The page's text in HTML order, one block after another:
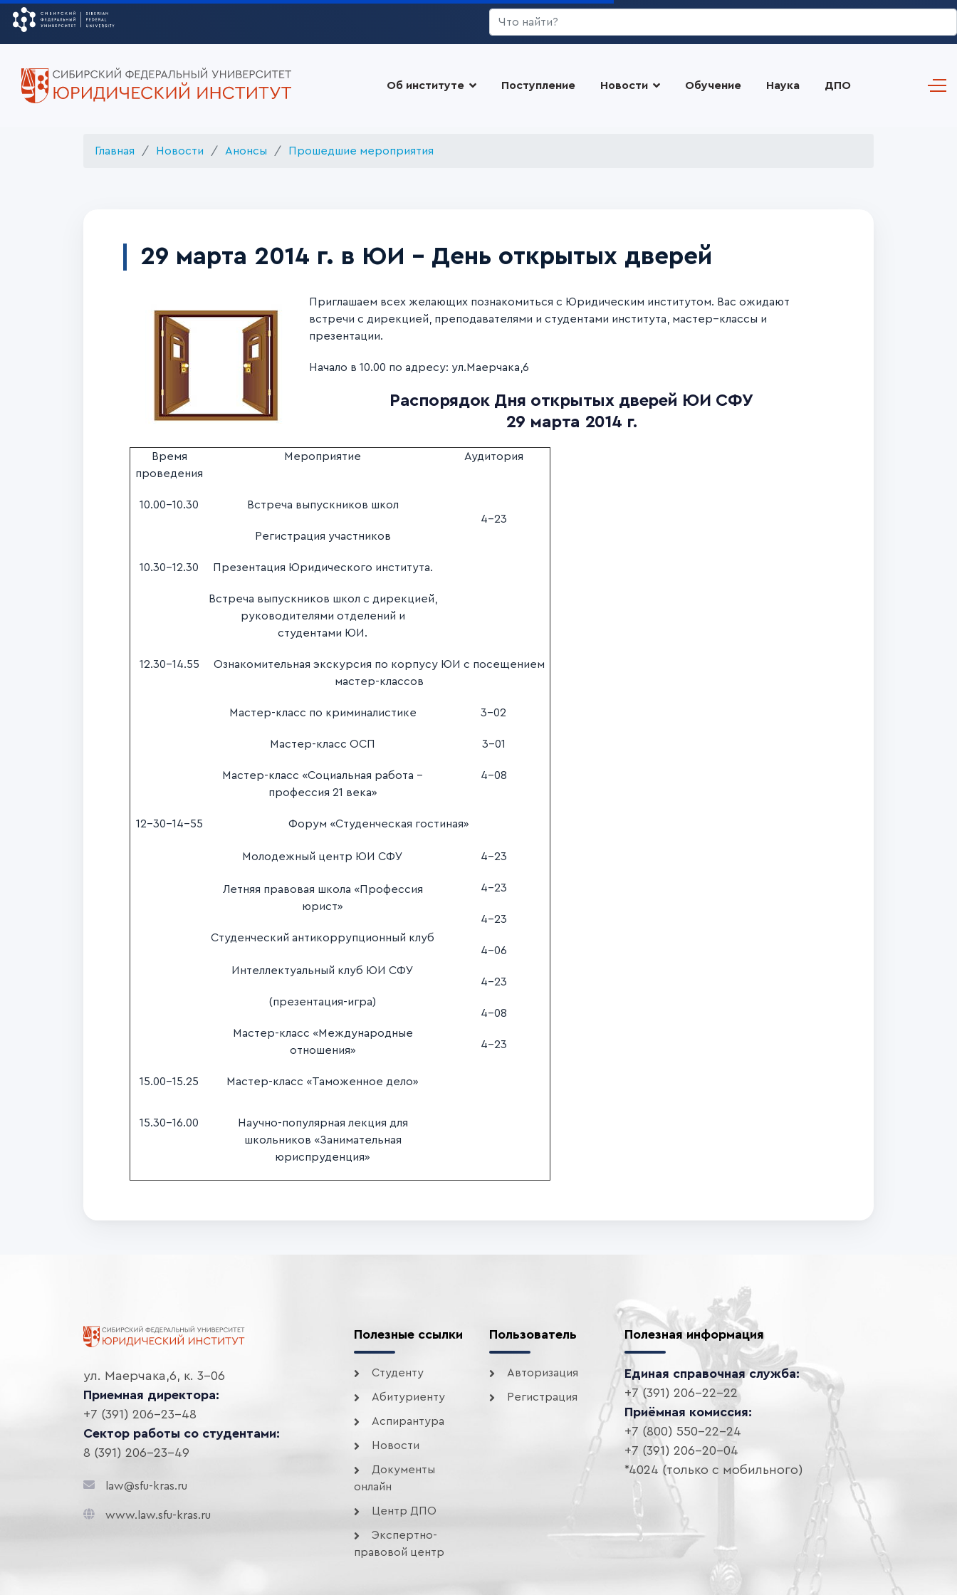
Искать...
Об институте Поступление Новости Обучение Наука ДПО
Главная Новости Анонсы Прошедшие мероприятия
29 марта 2014 г. в ЮИ – День открытых дверей
Приглашаем всех желающих познакомиться с Юридическим институтом. Вас ожидают
встречи с дирекцией, преподавателями и студентами института, мастер–классы и
презентации.
Начало в 10.00 по адресу: ул.Маерчака,6
Распорядок Дня открытых дверей ЮИ СФУ
29 марта 2014 г.
Время
проведения
Мероприятие Аудитория
10.00-10.30 Встреча выпускников школ
Регистрация участников
4-23
10.30-12.30 Презентация Юридического института.
Встреча выпускников школ с дирекцией,
руководителями отделений и
студентами ЮИ.
12.30-14.55
Ознакомительная экскурсия по корпусу ЮИ с посещением
мастер-классов
Мастер-класс по криминалистике 3-02
3-01
4-08
Мастер-класс ОСП
Мастер-класс «Социальная работа –
профессия 21 века»
12-30-14-55 Форум «Студенческая гостиная»
Молодежный центр ЮИ СФУ 4-23
4-23
4-23
4-06
4-23
4-08
4-23
Летняя правовая школа «Профессия
юрист»
Студенческий антикоррупционный клуб
Интеллектуальный клуб ЮИ СФУ
(презентация-игра)
Мастер-класс «Международные
отношения»
15.00-15.25 Мастер-класс «Таможенное дело»
15.30-16.00
Научно-популярная лекция для
школьников «Занимательная
юриспруденция»
ул. Маерчака,6, к. 3-06
Приемная директора:
+7 (391) 206-23-48
Сектор работы со студентами:
8 (391) 206-23-49
law@sfu-kras.ru
www.law.sfu-kras.ru
Полезные ссылки
Студенту
Абитуриенту
Аспирантура
Новости
Документы
онлайн
Центр ДПО
Экспертно-
правовой центр
Пользователь
Авторизация
Регистрация
Полезная информация
Единая справочная служба:
+7 (391) 206-22-22
Приёмная комиссия:
+7 (800) 550-22-24
+7 (391) 206-20-04
*4024 (только с мобильного)